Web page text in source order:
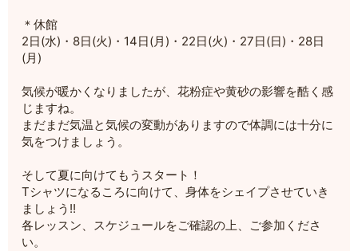
＊休館
2日(水)・8日(火)・14日(月)・22日(火)・27日(日)・28日
(月)
気候が暖かくなりましたが、花粉症や黄砂の影響を酷く感
じますね。
まだまだ気温と気候の変動がありますので体調には十分に
気をつけましょう。
そして夏に向けてもうスタート！
Tシャツになるころに向けて、身体をシェイプさせていき
ましょう!!
各レッスン、スケジュールをご確認の上、ご参加くださ
い。